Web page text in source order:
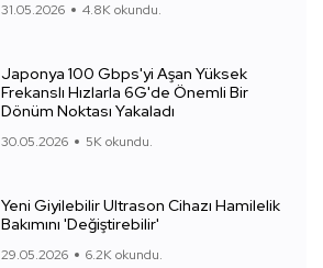
31.05.2026 4.8K okundu.
Japonya 100 Gbps'yi Aşan Yüksek
Frekanslı Hızlarla 6G'de Önemli Bir
Dönüm Noktası Yakaladı
30.05.2026 5K okundu.
Yeni Giyilebilir Ultrason Cihazı Hamilelik
Bakımını 'Değiştirebilir'
29.05.2026 6.2K okundu.